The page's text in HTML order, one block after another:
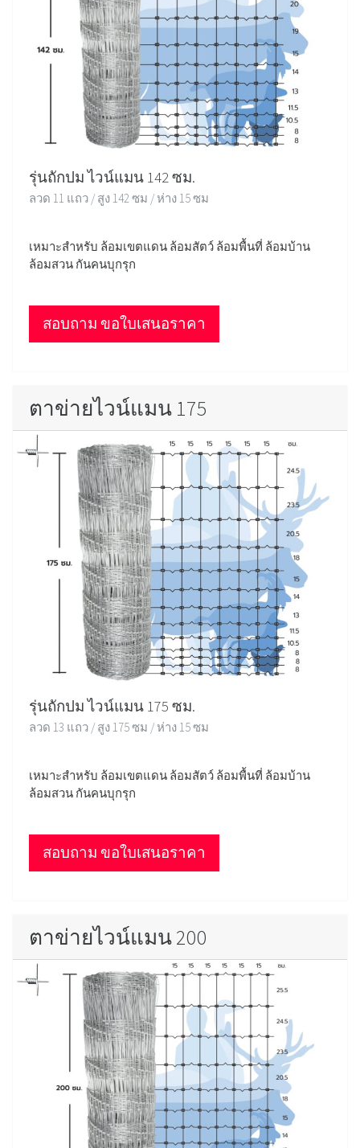
รุ่นถักปม ไวน์แมน 142 ซม.
ลวด 11 แถว / สูง 142 ซม / ห่าง 15 ซม
เหมาะสำหรับ ล้อมเขตแดน ล้อมสัตว์ ล้อมพื้นที่ ล้อมบ้าน
ล้อมสวน กันคนบุกรุก
สอบถาม ขอใบเสนอราคา
ตาข่ายไวน์แมน 175
รุ่นถักปม ไวน์แมน 175 ซม.
ลวด 13 แถว / สูง 175 ซม / ห่าง 15 ซม
เหมาะสำหรับ ล้อมเขตแดน ล้อมสัตว์ ล้อมพื้นที่ ล้อมบ้าน
ล้อมสวน กันคนบุกรุก
สอบถาม ขอใบเสนอราคา
ตาข่ายไวน์แมน 200